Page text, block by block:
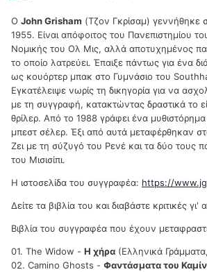
Ο John Grisham (Τζον Γκρίσαμ) γεννήθηκε
1955. Είναι απόφοιτος του Πανεπιστημίου
Νομικής του Ολ Μις, αλλά αποτυχημένος
το οποίο λατρεύει. Έπαιξε πάντως για ένα
ως κουόρτερ μπακ στο Γυμνάσιο του
Εγκατέλειψε νωρίς τη δικηγορία για να
με τη συγγραφή, κατακτώντας δραστικά το
θρίλερ. Από το 1988 γράφει ένα
μπεστ σέλερ. Έξι από αυτά μεταφέρθηκαν
Ζει με τη σύζυγό του Ρενέ και τα δύο τους
του Μισισίπι.
Η ιστοσελίδα του συγγραφέα: https://
Δείτε τα βιβλία του και διαβάστε κριτικές γι'
Βιβλία του συγγραφέα που έχουν
01. The Widow - Η χήρα (Ελληνικά
02. Camino Ghosts - Φαντάσματα του